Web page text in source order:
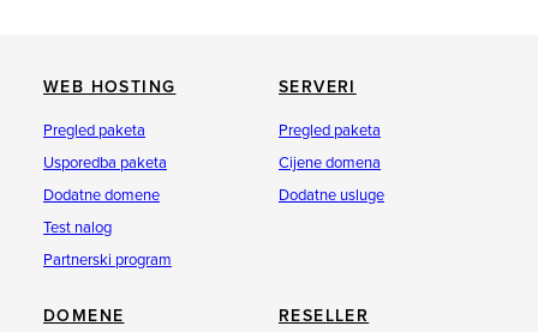
WEB HOSTING
Pregled paketa
Usporedba paketa
Dodatne domene
Test nalog
Partnerski program
SERVERI
Pregled paketa
Cijene domena
Dodatne usluge
DOMENE RESELLER